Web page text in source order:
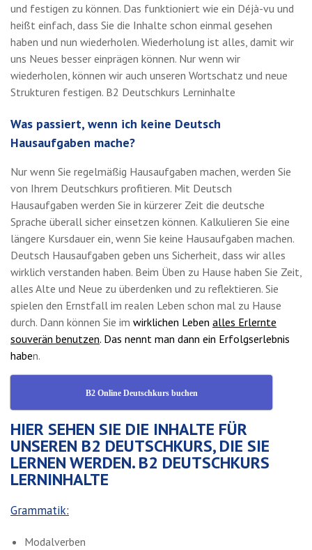
und festigen zu können. Das funktioniert wie ein Déjà-vu und
heißt einfach, dass Sie die Inhalte schon einmal gesehen
haben und nun wiederholen. Wiederholung ist alles, damit wir
uns Neues besser einprägen können. Nur wenn wir
wiederholen, können wir auch unseren Wortschatz und neue
Strukturen festigen. B2 Deutschkurs Lerninhalte
Was passiert, wenn ich keine Deutsch
Hausaufgaben mache?
Nur wenn Sie regelmäßig Hausaufgaben machen, werden Sie
von Ihrem Deutschkurs profitieren. Mit Deutsch
Hausaufgaben werden Sie in kürzerer Zeit die deutsche
Sprache überall sicher einsetzen können. Kalkulieren Sie eine
längere Kursdauer ein, wenn Sie keine Hausaufgaben machen.
Deutsch Hausaufgaben geben uns Sicherheit, dass wir alles
wirklich verstanden haben. Beim Üben zu Hause haben Sie Zeit,
alles Alte und Neue zu überdenken und zu reflektieren. Sie
spielen den Ernstfall im realen Leben schon mal zu Hause
durch. Dann können Sie im wirklichen Leben alles Erlernte
souverän benutzen. Das nennt man dann ein Erfolgserlebnis
haben.
B2 Online Deutschkurs buchen
HIER SEHEN SIE DIE INHALTE FÜR
UNSEREN B2 DEUTSCHKURS, DIE SIE
LERNEN WERDEN. B2 DEUTSCHKURS
LERNINHALTE
Grammatik:
Modalverben